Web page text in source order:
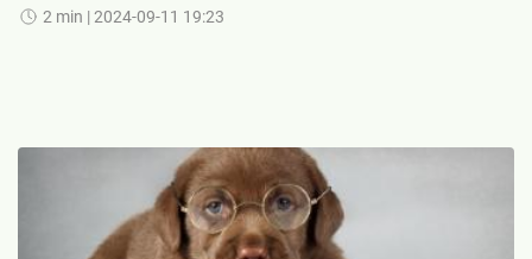
2 min | 2024-09-11 19:23